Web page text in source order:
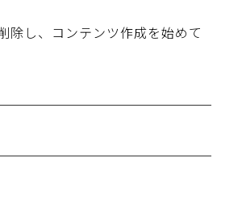
し、コンテンツ作成を始めて